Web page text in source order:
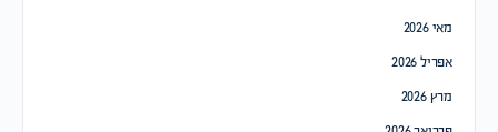
מאי 2026
אפריל 2026
מרץ 2026